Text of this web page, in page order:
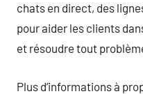
chats en direct, des
pour aider les clients
et résoudre tout
Plus d’informations à